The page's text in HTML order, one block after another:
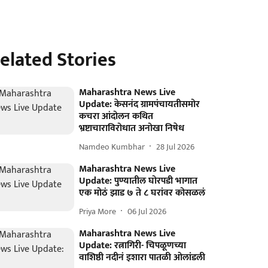
Stories
Maharashtra News Live
Update: केसनंद ग्रामपंचायतीसमोर
कचरा आंदोलन कथित
भ्रष्टाचाराविरोधात अनोखा निषेध
Namdeo Kumbhar 28 Jul 2026
Maharashtra News Live
Update: पुण्यातील घोरपडी भागात
एक मोठं झाड ७ ते ८ घरांवर कोसळलं
Priya More 06 Jul 2026
Maharashtra News Live
Update: रत्नागिरी- चिपळूणच्या
वाशिष्ठी नदीनं इशारा पातळी ओलांडली